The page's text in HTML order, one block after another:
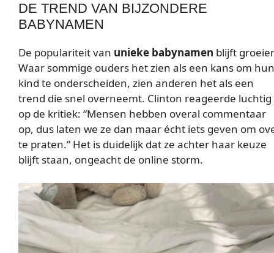
DE TREND VAN BIJZONDERE
BABYNAMEN
De populariteit van unieke babynamen blijft
Waar sommige ouders het zien als een kans om hun
kind te onderscheiden, zien anderen het als een
trend die snel overneemt. Clinton reageerde luchtig
op de kritiek: “Mensen hebben overal commentaar
op, dus laten we ze dan maar écht iets geven om
te praten.” Het is duidelijk dat ze achter haar keuze
blijft staan, ongeacht de online storm.